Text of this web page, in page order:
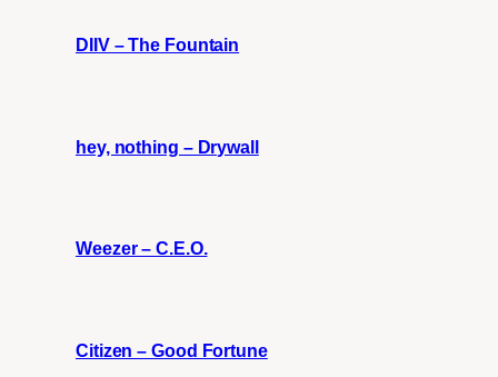
DIIV – The Fountain
hey, nothing – Drywall
Weezer – C.E.O.
Citizen – Good Fortune